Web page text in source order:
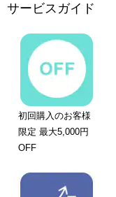
サービスガイド
初回購入のお客様
限定 最大5,000円
OFF